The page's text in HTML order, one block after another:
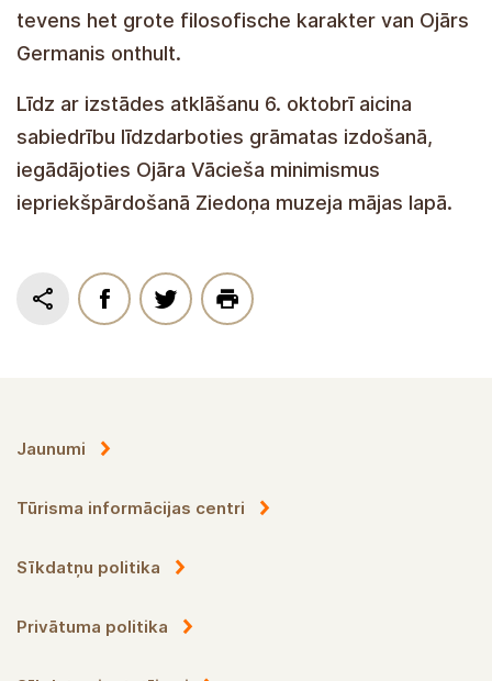
tevens het grote filosofische karakter van Ojārs
Germanis onthult.
Met de opening van de tentoonstelling op 6
oktober wordt het publiek uitgenodigd deel te
nemen aan de publicatie van het boek door de
minimismen van Ojārs Germanis voor
het Ziedonis Museum.
Nieuws
Toeristische informatiecentra
Cookiebeleid